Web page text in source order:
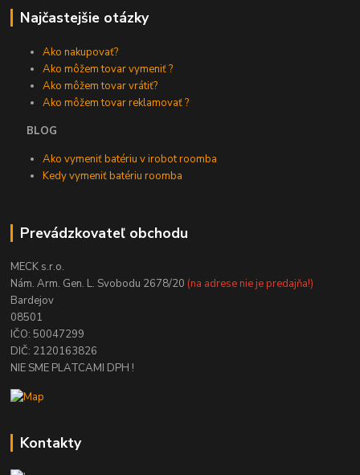
Najčastejšie otázky
Ako nakupovať?
Ako môžem tovar vymeniť ?
Ako môžem tovar vrátiť?
Ako môžem tovar reklamovať ?
BLOG
Ako vymeniť batériu v irobot roomba
Kedy vymeniť batériu roomba
Prevádzkovateľ obchodu
MECK s.r.o.
Nám. Arm. Gen. L. Svobodu 2678/20 (na adrese nie je predajňa!)
Bardejov
08501
IČO: 50047299
DIČ: 2120163826
NIE SME PLATCAMI DPH !
Kontakty